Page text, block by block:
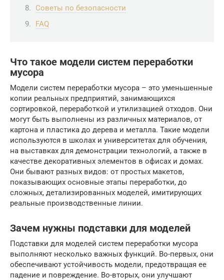
Советы по безопасности
FAQ
Что такое модели систем переработки
мусора
Модели систем переработки мусора – это уменьшенные
копии реальных предприятий, занимающихся
сортировкой, переработкой и утилизацией отходов. Они
могут быть выполнены из различных материалов, от
картона и пластика до дерева и металла. Такие модели
используются в школах и университетах для обучения,
на выставках для демонстрации технологий, а также в
качестве декоративных элементов в офисах и домах.
Они бывают разных видов: от простых макетов,
показывающих основные этапы переработки, до
сложных, детализированных моделей, имитирующих
реальные производственные линии.
Зачем нужны подставки для моделей
Подставки для моделей систем переработки мусора
выполняют несколько важных функций. Во-первых, они
обеспечивают устойчивость модели, предотвращая ее
падение и повреждение. Во-вторых, они улучшают